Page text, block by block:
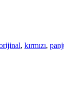
, kırmızı,